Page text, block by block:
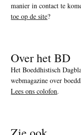
manier in contact te
toe op de site?
Over het BD
Het Boeddhistisch
webmagazine over
Lees ons colofon.